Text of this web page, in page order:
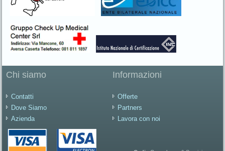
Chi siamo
Contatti
Dove Siamo
Azienda
Informazioni
Offerte
Partners
Lavora con noi